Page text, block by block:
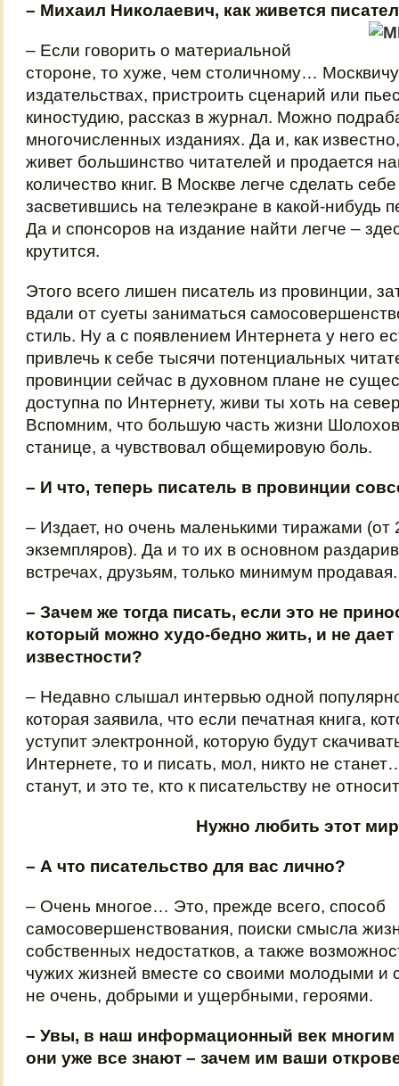
– Михаил Николаевич, как живется
– Если говорить о материальной
стороне, то хуже, чем столичному… Москвичу
издательствах, пристроить сценарий или
киностудию, рассказ в журнал. Можно
многочисленных изданиях. Да и, как
живет большинство читателей и продается
количество книг. В Москве легче сделать
засветившись на телеэкране в какой-
Да и спонсоров на издание найти легче –
крутится.
Этого всего лишен писатель из провинции,
вдали от суеты заниматься
стиль. Ну а с появлением Интернета у него
привлечь к себе тысячи потенциальных
провинции сейчас в духовном плане не
доступна по Интернету, живи ты хоть на
Вспомним, что большую часть жизни
станице, а чувствовал общемировую боль.
– И что, теперь писатель в провинции
– Издает, но очень маленькими тиражами (от
экземпляров). Да и то их в основном
встречах, друзьям, только минимум продавая.
– Зачем же тогда писать, если это не
который можно худо-бедно жить, и не
известности?
– Недавно слышал интервью одной
которая заявила, что если печатная книга,
уступит электронной, которую будут
Интернете, то и писать, мол, никто не
станут, и это те, кто к писательству не
Нужно любить этот мир
– А что писательство для вас лично?
– Очень многое… Это, прежде всего, способ
самосовершенствования, поиски смысла
собственных недостатков, а также
чужих жизней вместе со своими молодыми
не очень, добрыми и ущербными, героями.
– Увы, в наш информационный век многим
они уже все знают – зачем им ваши